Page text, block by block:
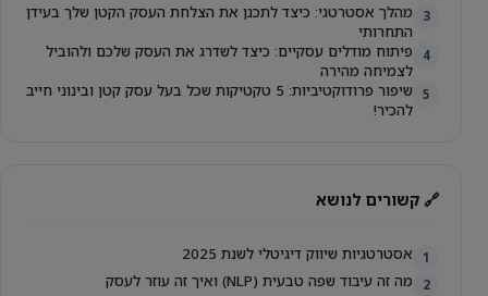
3
מהלך אסטרטגי: כיצד לתכנן את הצלחת העסק הקטן שלך בעידן
התחרותי
4
פיתוח מודלים עסקיים: כיצד לשדרג את העסק שלכם ולהוביל
לצמיחה מהירה
5
שיפור פרודוקטיביות: 5 טקטיקות שכל בעל עסק קטן ובינוני חייב
להכיר!
🔗 קשורים לנושא
1 אסטרטגיות שיווק דיגיטלי לשנת 2025
2 מה זה עיבוד שפה טבעית (NLP) ואיך זה עוזר לעסק